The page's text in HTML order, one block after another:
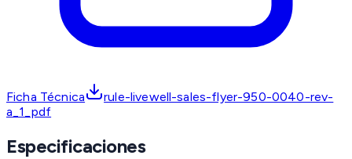
Ficha Técnica
rule-livewell-sales-flyer-950-0040-rev-
a_1_pdf
Especificaciones